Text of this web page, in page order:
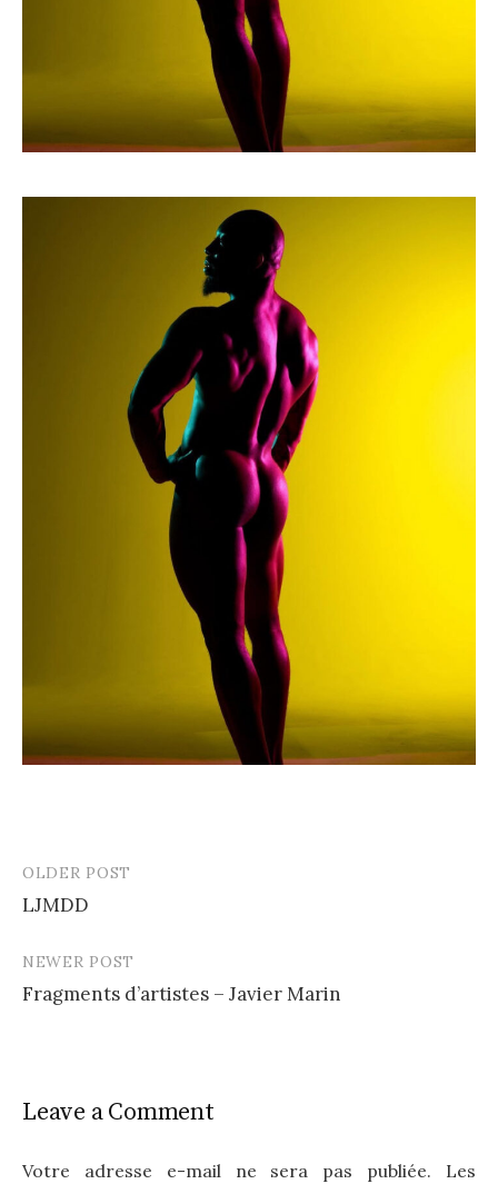
Post
navigation
OLDER POST
LJMDD
NEWER POST
Fragments d’artistes – Javier Marin
Leave a Comment
Votre adresse e-mail ne sera pas publiée.
Les